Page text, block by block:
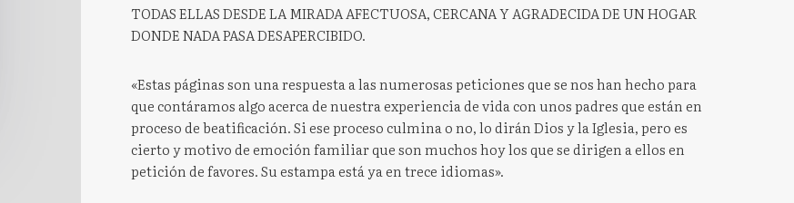
TODAS ELLAS DESDE LA MIRADA AFECTUOSA, CERCANA Y AGRADECIDA DE UN HOGAR
DONDE NADA PASA DESAPERCIBIDO.
«Estas páginas son una respuesta a las numerosas peticiones que se nos han hecho para
que contáramos algo acerca de nuestra experiencia de vida con unos padres que están en
proceso de beatificación. Si ese proceso culmina o no, lo dirán Dios y la Iglesia, pero es
cierto y motivo de emoción familiar que son muchos hoy los que se dirigen a ellos en
petición de favores. Su estampa está ya en trece idiomas».